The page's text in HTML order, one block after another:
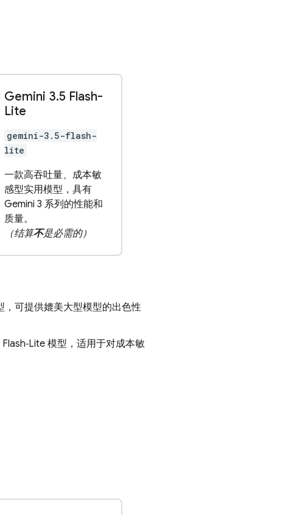
Gemini 3.5 Flash-
Lite
gemini-3.5-flash-
lite
一款高吞吐量、成本敏
感型实用模型，具有
Gemini 3 系列的性能和
质量。
（结算不是必需的）
，可提供媲美大型模型的出色性
模型，适用于对成本敏